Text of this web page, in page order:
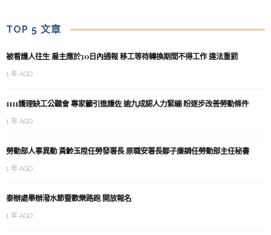
TOP 5 文章
被看護人往生 雇主應於30日內通報 移工等待轉換期間不得工作 違法重罰
1 年 AGO
1111護理缺工公聽會 專家籲引進護佐 逾九成認人力緊繃 盼逐步改善勞動條件
1 年 AGO
勞動部人事異動 黃齡玉陞任勞發署長 原職安署長鄒子廉調任勞動部主任秘書
1 年 AGO
泰辦處舉辦潑水節暨歡樂路跑 開放報名
1 年 AGO